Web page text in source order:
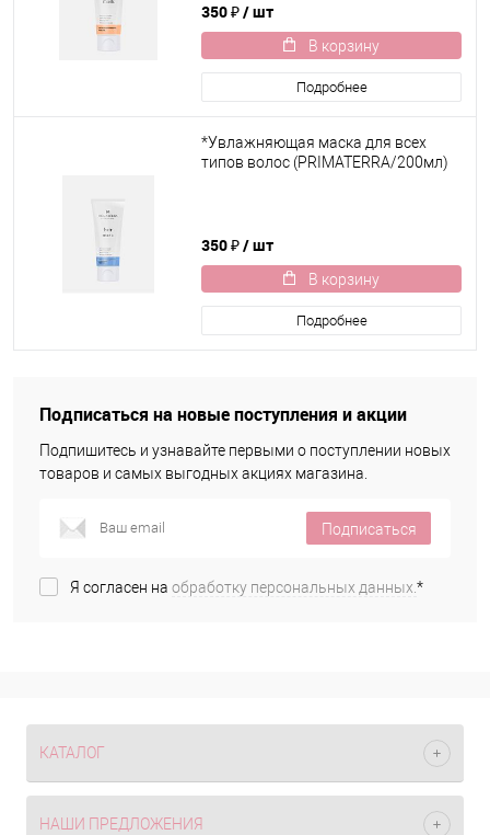
350 ₽/ шт
В корзину
Подробнее
*Увлажняющая маска для всех
типов волос (PRIMATERRA/200мл)
350 ₽/ шт
В корзину
Подробнее
Подписаться на новые поступления и акции
Подпишитесь и узнавайте первыми о поступлении новых
товаров и самых выгодных акциях магазина.
Подписаться
Я согласен на обработку персональных данных.*
КАТАЛОГ
НАШИ ПРЕДЛОЖЕНИЯ